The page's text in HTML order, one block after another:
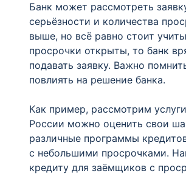
Банк может рассмотреть
серьёзности и количества
выше, но всё равно стоит
просрочки открыты, то банк
подавать заявку. Важно
повлиять на решение банка.
Как пример, рассмотрим
России можно оценить свои
различные программы
с небольшими просрочками.
кредиту для заёмщиков с